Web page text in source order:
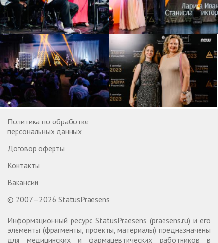
Политика по обработке
персональных данных
Договор оферты
Контакты
Вакансии
© 2007—2026 StatusPraesens
Информационный ресурс StatusPraesens (praesens.ru) и его
элементы (фрагменты, проекты, материалы) предназначены
для медицинских и фармацевтических работников в